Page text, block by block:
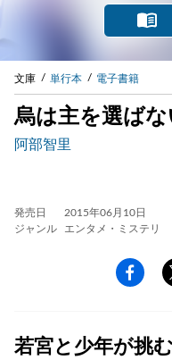
文庫 単行本 電子書籍
烏は主を選ばな
阿部智里
発売日
2015年06月10日
ジャンル
エンタメ・ミステリ
若宮と少年が挑